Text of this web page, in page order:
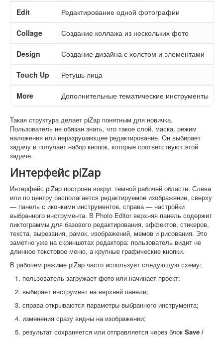
Edit Редактирование одной фотографии
Collage Создание коллажа из нескольких фото
Design Создание дизайна с холстом и элементами
Touch Up Ретушь лица
More Дополнительные тематические инструменты
Такая структура делает piZap понятным для новичка.
Пользователь не обязан знать, что такое слой, маска, режим
наложения или неразрушающее редактирование. Он выбирает
задачу и получает набор кнопок, которые соответствуют этой
задаче.
Интерфейс piZap
Интерфейс piZap построен вокруг темной рабочей области. Слева
или по центру располагается редактируемое изображение, сверху
— панель с иконками инструментов, справа — настройки
выбранного инструмента. В Photo Editor верхняя панель содержит
пиктограммы для базового редактирования, эффектов, стикеров,
текста, вырезания, рамок, изображений, мемов и рисования. Это
заметно уже на скриншотах редактора: пользователь видит не
длинное текстовое меню, а крупные графические кнопки.
В рабочем режиме piZap часто использует следующую схему:
пользователь загружает фото или начинает проект;
выбирает инструмент на верхней панели;
справа открываются параметры выбранного инструмента;
изменения сразу видны на изображении;
результат сохраняется или отправляется через блок Save /